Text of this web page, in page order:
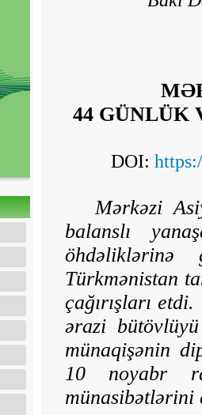
44 GÜNLÜK
DOI:
Mərkəzi
balanslı
öhdəliklərinə
Türkmənistan
çağırışları
ərazi
münaqişənin
10 noyabr
münasibətlərini